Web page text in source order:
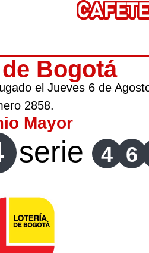
Bogotá
el Jueves 6 de
2858.
Mayor
serie 4 6